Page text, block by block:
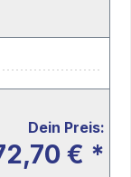
Dein Preis:
€ *